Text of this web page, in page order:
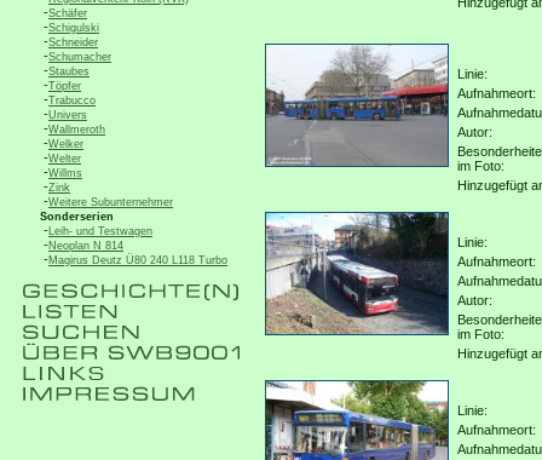
-Schäfer
-Schigulski
-Schneider
-Schumacher
-Staubes
-Töpfer
-Trabucco
-Univers
-Wallmeroth
-Welker
-Welter
-Willms
-Zink
-Weitere Subunternehmer
Sonderserien
-Leih- und Testwagen
-Neoplan N 814
-Magirus Deutz Ü80 240 L118 Turbo
Linie:
Aufnahmeort:
Autor:
im Foto:
Hinzugefügt
Linie:
Aufnahmeort:
Autor:
im Foto:
Hinzugefügt
Linie:
Aufnahmeort: